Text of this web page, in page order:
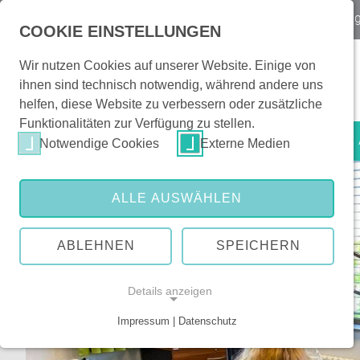
Patienten & Besucher
COOKIE EINSTELLUNGEN
Wir nutzen Cookies auf unserer Website. Einige von
ihnen sind technisch notwendig, während andere uns
helfen, diese Website zu verbessern oder zusätzliche
Funktionalitäten zur Verfügung zu stellen.
Notwendige Cookies
Externe Medien
ALLE AUSWÄHLEN
ABLEHNEN SPEICHERN
Details anzeigen
Impressum | Datenschutz